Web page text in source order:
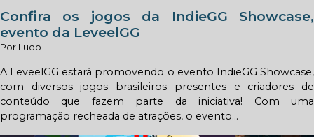
Confira os jogos da IndieGG Showcase,
evento da LeveelGG
Por Ludo
A LeveelGG estará promovendo o evento IndieGG Showcase,
com diversos jogos brasileiros presentes e criadores de
conteúdo que fazem parte da iniciativa! Com uma
programação recheada de atrações, o evento...